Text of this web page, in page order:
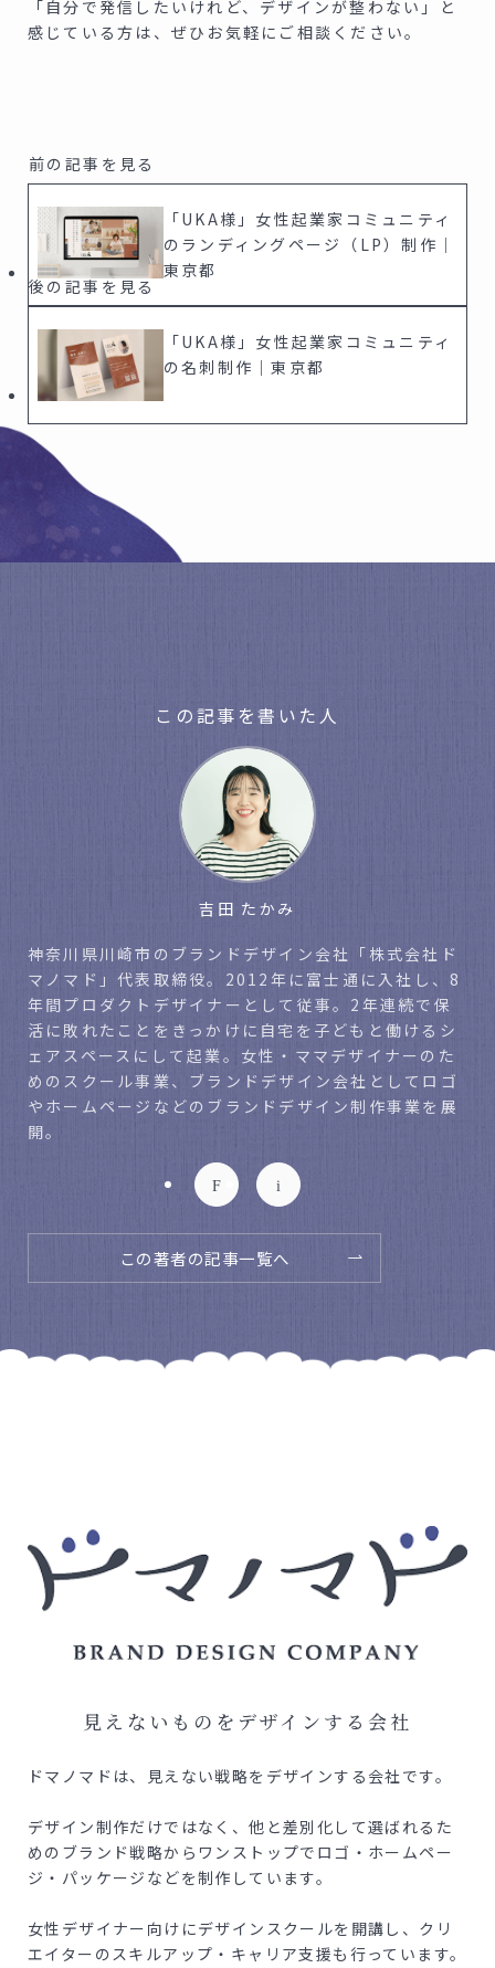
「自分で発信したいけれど、デザインが整わない」と
感じている方は、ぜひお気軽にご相談ください。
「UKA様」女性起業家コミュニティ
のランディングページ（LP）制作｜
東京都
「UKA様」女性起業家コミュニティ
の名刺制作｜東京都
この記事を書いた人
吉田 たかみ
神奈川県川崎市のブランドデザイン会社「株式会社ド
マノマド」代表取締役。2012年に富士通に入社し、8
年間プロダクトデザイナーとして従事。2年連続で保
活に敗れたことをきっかけに自宅を子どもと働けるシ
ェアスペースにして起業。女性・ママデザイナーのた
めのスクール事業、ブランドデザイン会社としてロゴ
やホームページなどのブランドデザイン制作事業を展
開。
この著者の記事一覧へ
見えないものをデザインする会社
ドマノマドは、見えない戦略をデザインする会社です。
デザイン制作だけではなく、他と差別化して選ばれるた
めの ブランド戦略からワンストップでロゴ・ホームペー
ジ・ パッケージなどを制作しています。
女性デザイナー向けにデザインスクールを開講し、クリ
エイターの スキルアップ・キャリア支援も行っています。